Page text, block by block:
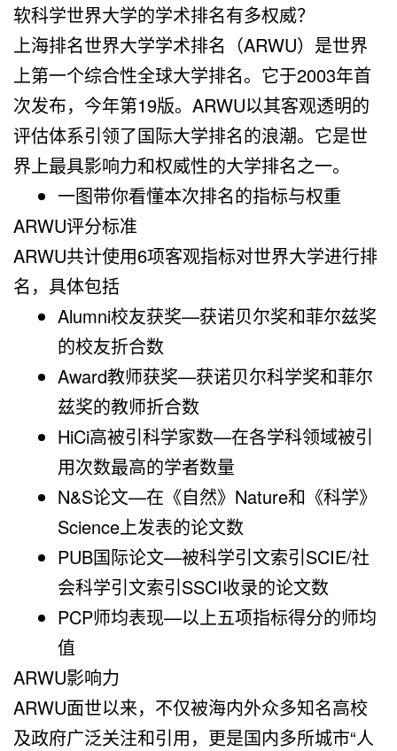
软科学世界大学的学术排名有多权威？
上海排名世界大学学术排名（ARWU）是世界
上第一个综合性全球大学排名。它于2003年首
次发布，今年第19版。ARWU以其客观透明的
评估体系引领了国际大学排名的浪潮。它是世
界上最具影响力和权威性的大学排名之一。
一图带你看懂本次排名的指标与权重
ARWU评分标准
ARWU共计使用6项客观指标对世界大学进行排
名，具体包括
Alumni校友获奖—获诺贝尔奖和菲尔兹奖
的校友折合数
Award教师获奖—获诺贝尔科学奖和菲尔
兹奖的教师折合数
HiCi高被引科学家数—在各学科领域被引
用次数最高的学者数量
N&S论文—在《自然》Nature和《科学》
Science上发表的论文数
PUB国际论文—被科学引文索引SCIE/社
会科学引文索引SSCI收录的论文数
PCP师均表现—以上五项指标得分的师均
值
ARWU影响力
ARWU面世以来，不仅被海内外众多知名高校
及政府广泛关注和引用，更是国内多所城市“人